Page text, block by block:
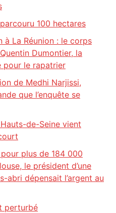
100 hectares
à La Réunion : le corps
Dumontier, la
pour le rapatrier
de Medhi Narjissi,
que l’enquête se
de-Seine vient
plus de 184 000
le président d’une
abri dépensait l’argent au
perturbé